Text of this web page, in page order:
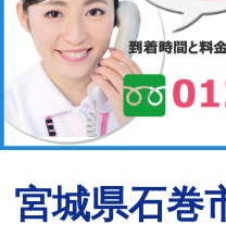
宮城県石巻